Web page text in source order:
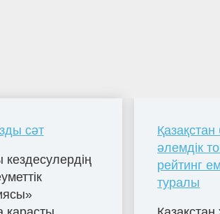
сәт
әлемдік
рейтинг
туралы